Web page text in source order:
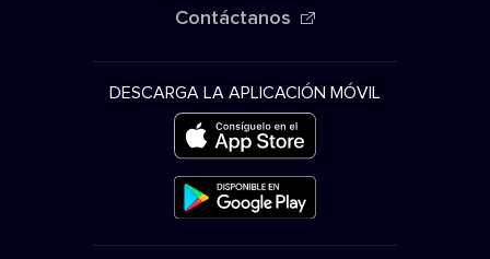
Contáctanos
DESCARGA LA APLICACIÓN MÓVIL